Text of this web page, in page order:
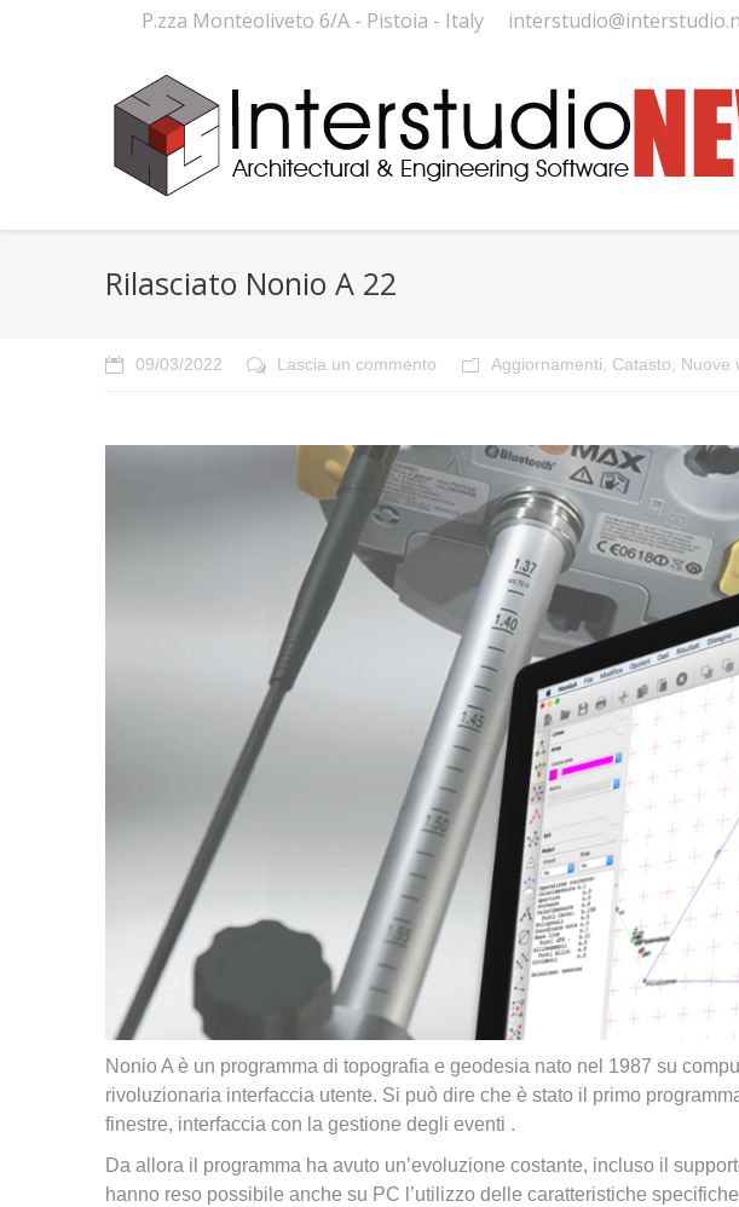
P.zza Monteoliveto 6/A - Pistoia - Italy
Rilasciato Nonio A 22
09/03/2022 Lascia un commento Aggiornamenti Catasto Nuove
Nonio A è un programma di topografia e geodesia nato nel 1987 su
rivoluzionaria interfaccia utente. Si può dire che è stato il primo
finestre, interfaccia con la gestione degli eventi .
Da allora il programma ha avuto un’evoluzione costante, incluso il
hanno reso possibile anche su PC l’utilizzo delle caratteristiche